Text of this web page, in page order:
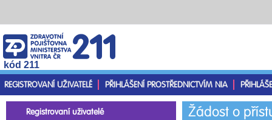
kód 211
REGISTROVANÍ UŽIVATELÉ
PŘIHLÁŠENÍ PROSTŘEDNICTVÍM NIA
Žádost o
Registrovaní uživatelé